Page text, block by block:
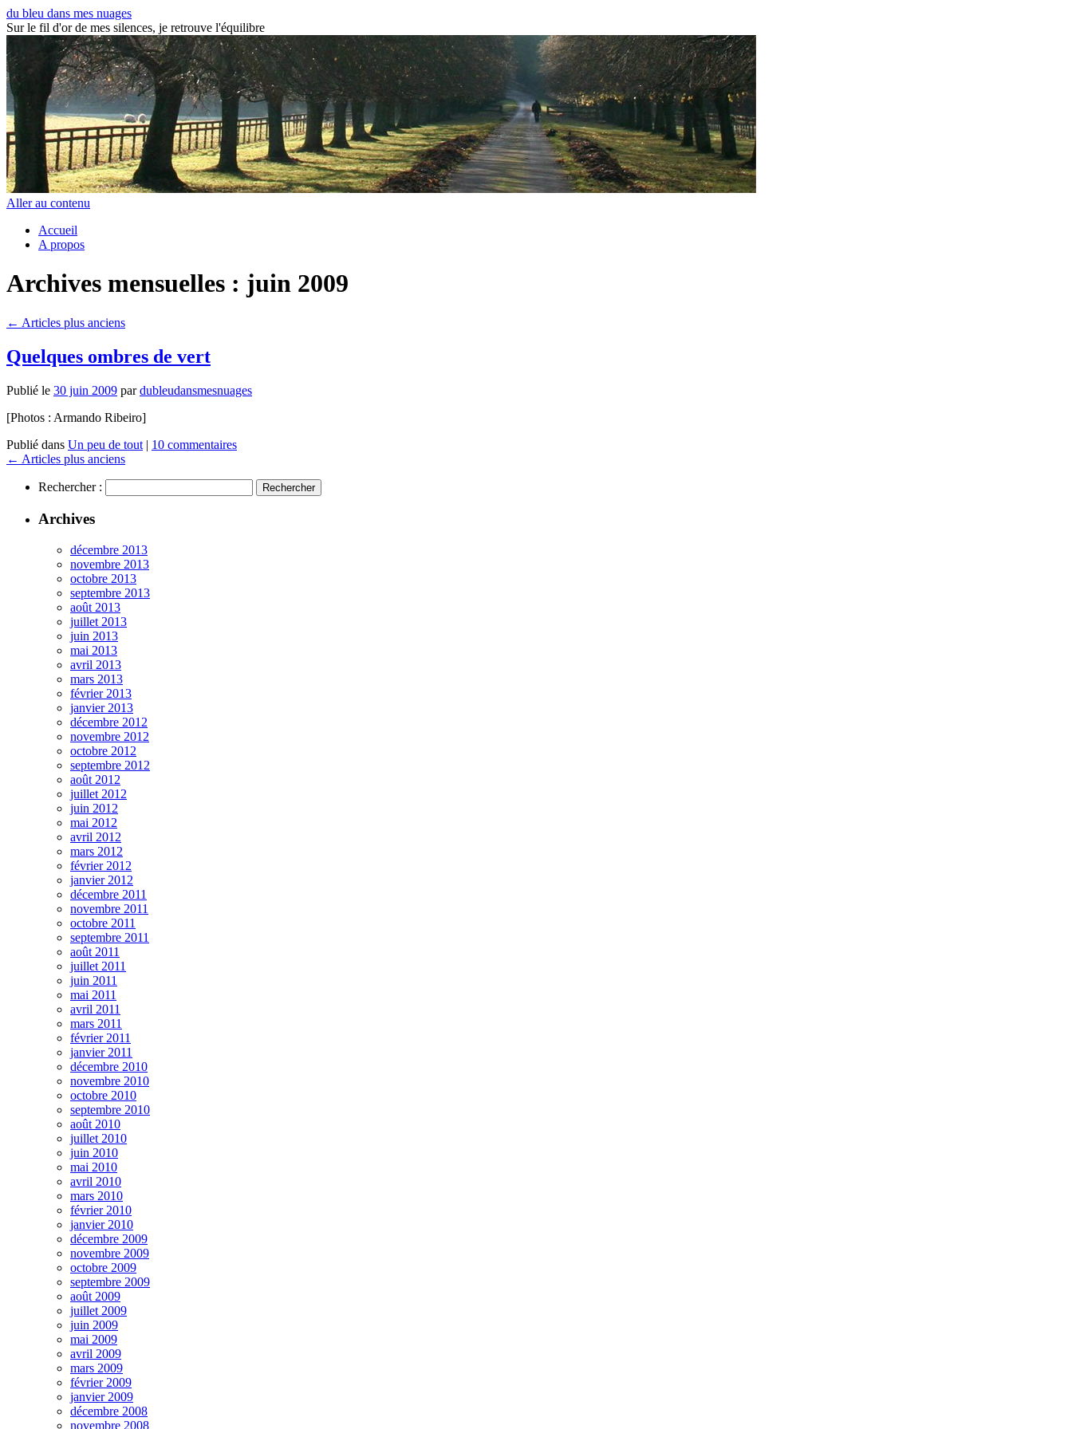
du bleu dans mes nuages
Sur le fil d'or de mes silences, je retrouve l'équilibre
Aller au contenu
Accueil
A propos
Archives mensuelles : juin 2009
← Articles plus anciens
Quelques ombres de vert
Publié le 30 juin 2009 par dubleudansmesnuages
[Photos : Armando Ribeiro]
Publié dans Un peu de tout | 10 commentaires
← Articles plus anciens
Rechercher :
Archives
décembre 2013
novembre 2013
octobre 2013
septembre 2013
août 2013
juillet 2013
juin 2013
mai 2013
avril 2013
mars 2013
février 2013
janvier 2013
décembre 2012
novembre 2012
octobre 2012
septembre 2012
août 2012
juillet 2012
juin 2012
mai 2012
avril 2012
mars 2012
février 2012
janvier 2012
décembre 2011
novembre 2011
octobre 2011
septembre 2011
août 2011
juillet 2011
juin 2011
mai 2011
avril 2011
mars 2011
février 2011
janvier 2011
décembre 2010
novembre 2010
octobre 2010
septembre 2010
août 2010
juillet 2010
juin 2010
mai 2010
avril 2010
mars 2010
février 2010
janvier 2010
décembre 2009
novembre 2009
octobre 2009
septembre 2009
août 2009
juillet 2009
juin 2009
mai 2009
avril 2009
mars 2009
février 2009
janvier 2009
décembre 2008
novembre 2008